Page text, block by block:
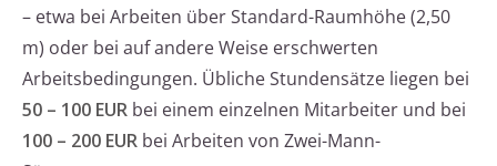
– etwa bei Arbeiten über Standard-Raumhöhe (2,50
m) oder bei auf andere Weise erschwerten
Arbeitsbedingungen. Übliche Stundensätze liegen bei
50 – 100 EUR bei einem einzelnen Mitarbeiter und bei
100 – 200 EUR bei Arbeiten von Zwei-Mann-